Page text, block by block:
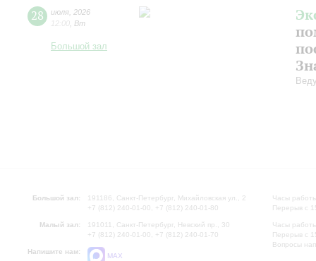
28 июля 2026
12:00 Вт
Большой зал
Большой зал:
191186, Санкт-Петербург, Михайловская ул., 2
+7 (812) 240-01-00, +7 (812) 240-01-80
Малый зал:
191011, Санкт-Петербург, Невский пр., 30
+7 (812) 240-01-00, +7 (812) 240-01-70
Напишите нам:
MAX
Часы
Перерыв с
Часы
Перерыв с
Вопросы